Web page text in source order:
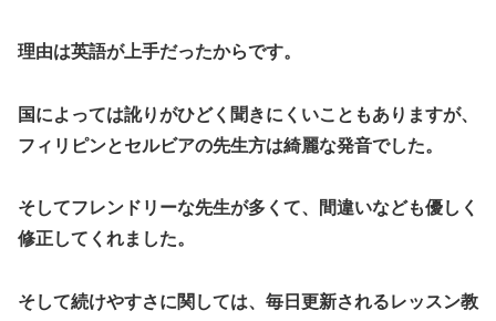
理由は英語が上手だったからです。
国によっては訛りがひどく聞きにくいこともありますが、
フィリピンとセルビアの先生方は綺麗な発音でした。
そしてフレンドリーな先生が多くて、間違いなども優しく
修正してくれました。
そして続けやすさに関しては、毎日更新されるレッスン教